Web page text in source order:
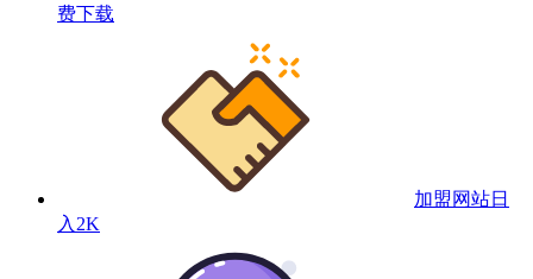
费下载
加盟网站日
入2K